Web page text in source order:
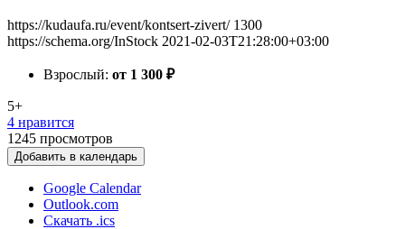
https://kudaufa.ru/event/kontsert-zivert/ 1300
https://schema.org/InStock 2021-02-03T21:28:00+03:00
Взрослый: от 1 300 ₽
5+
4 нравится
1245 просмотров
Добавить в календарь
Google Calendar
Outlook.com
Скачать .ics